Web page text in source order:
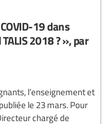
19 dans
2018 ? », par
l’enseignement et
le 23 mars. Pour
chargé de